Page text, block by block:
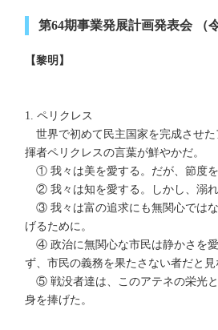
第64期事業発展計画発表会 （
【黎明】
1. ペリクレス
世界で初めて民主国家を完成させ
揮者ペリクレスの言葉が鮮やかだ。
① 我々は美を愛する。だが、節度を
② 我々は知を愛する。しかし、溺れ
③ 我々は富の追求にも無関心では
げるために。
④ 政治に無関心な市民は静かさを
ず、市民の義務を果たさない者だと見
⑤ 戦没者達は、このアテネの栄光
身を捧げた。